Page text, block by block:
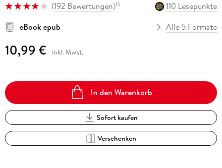
(192 Bewertungen)15
110 Lesepunkte
eBook epub
Alle 5 Formate
10,99 € inkl. Mwst.
In den Warenkorb
Sofort kaufen
Verschenken